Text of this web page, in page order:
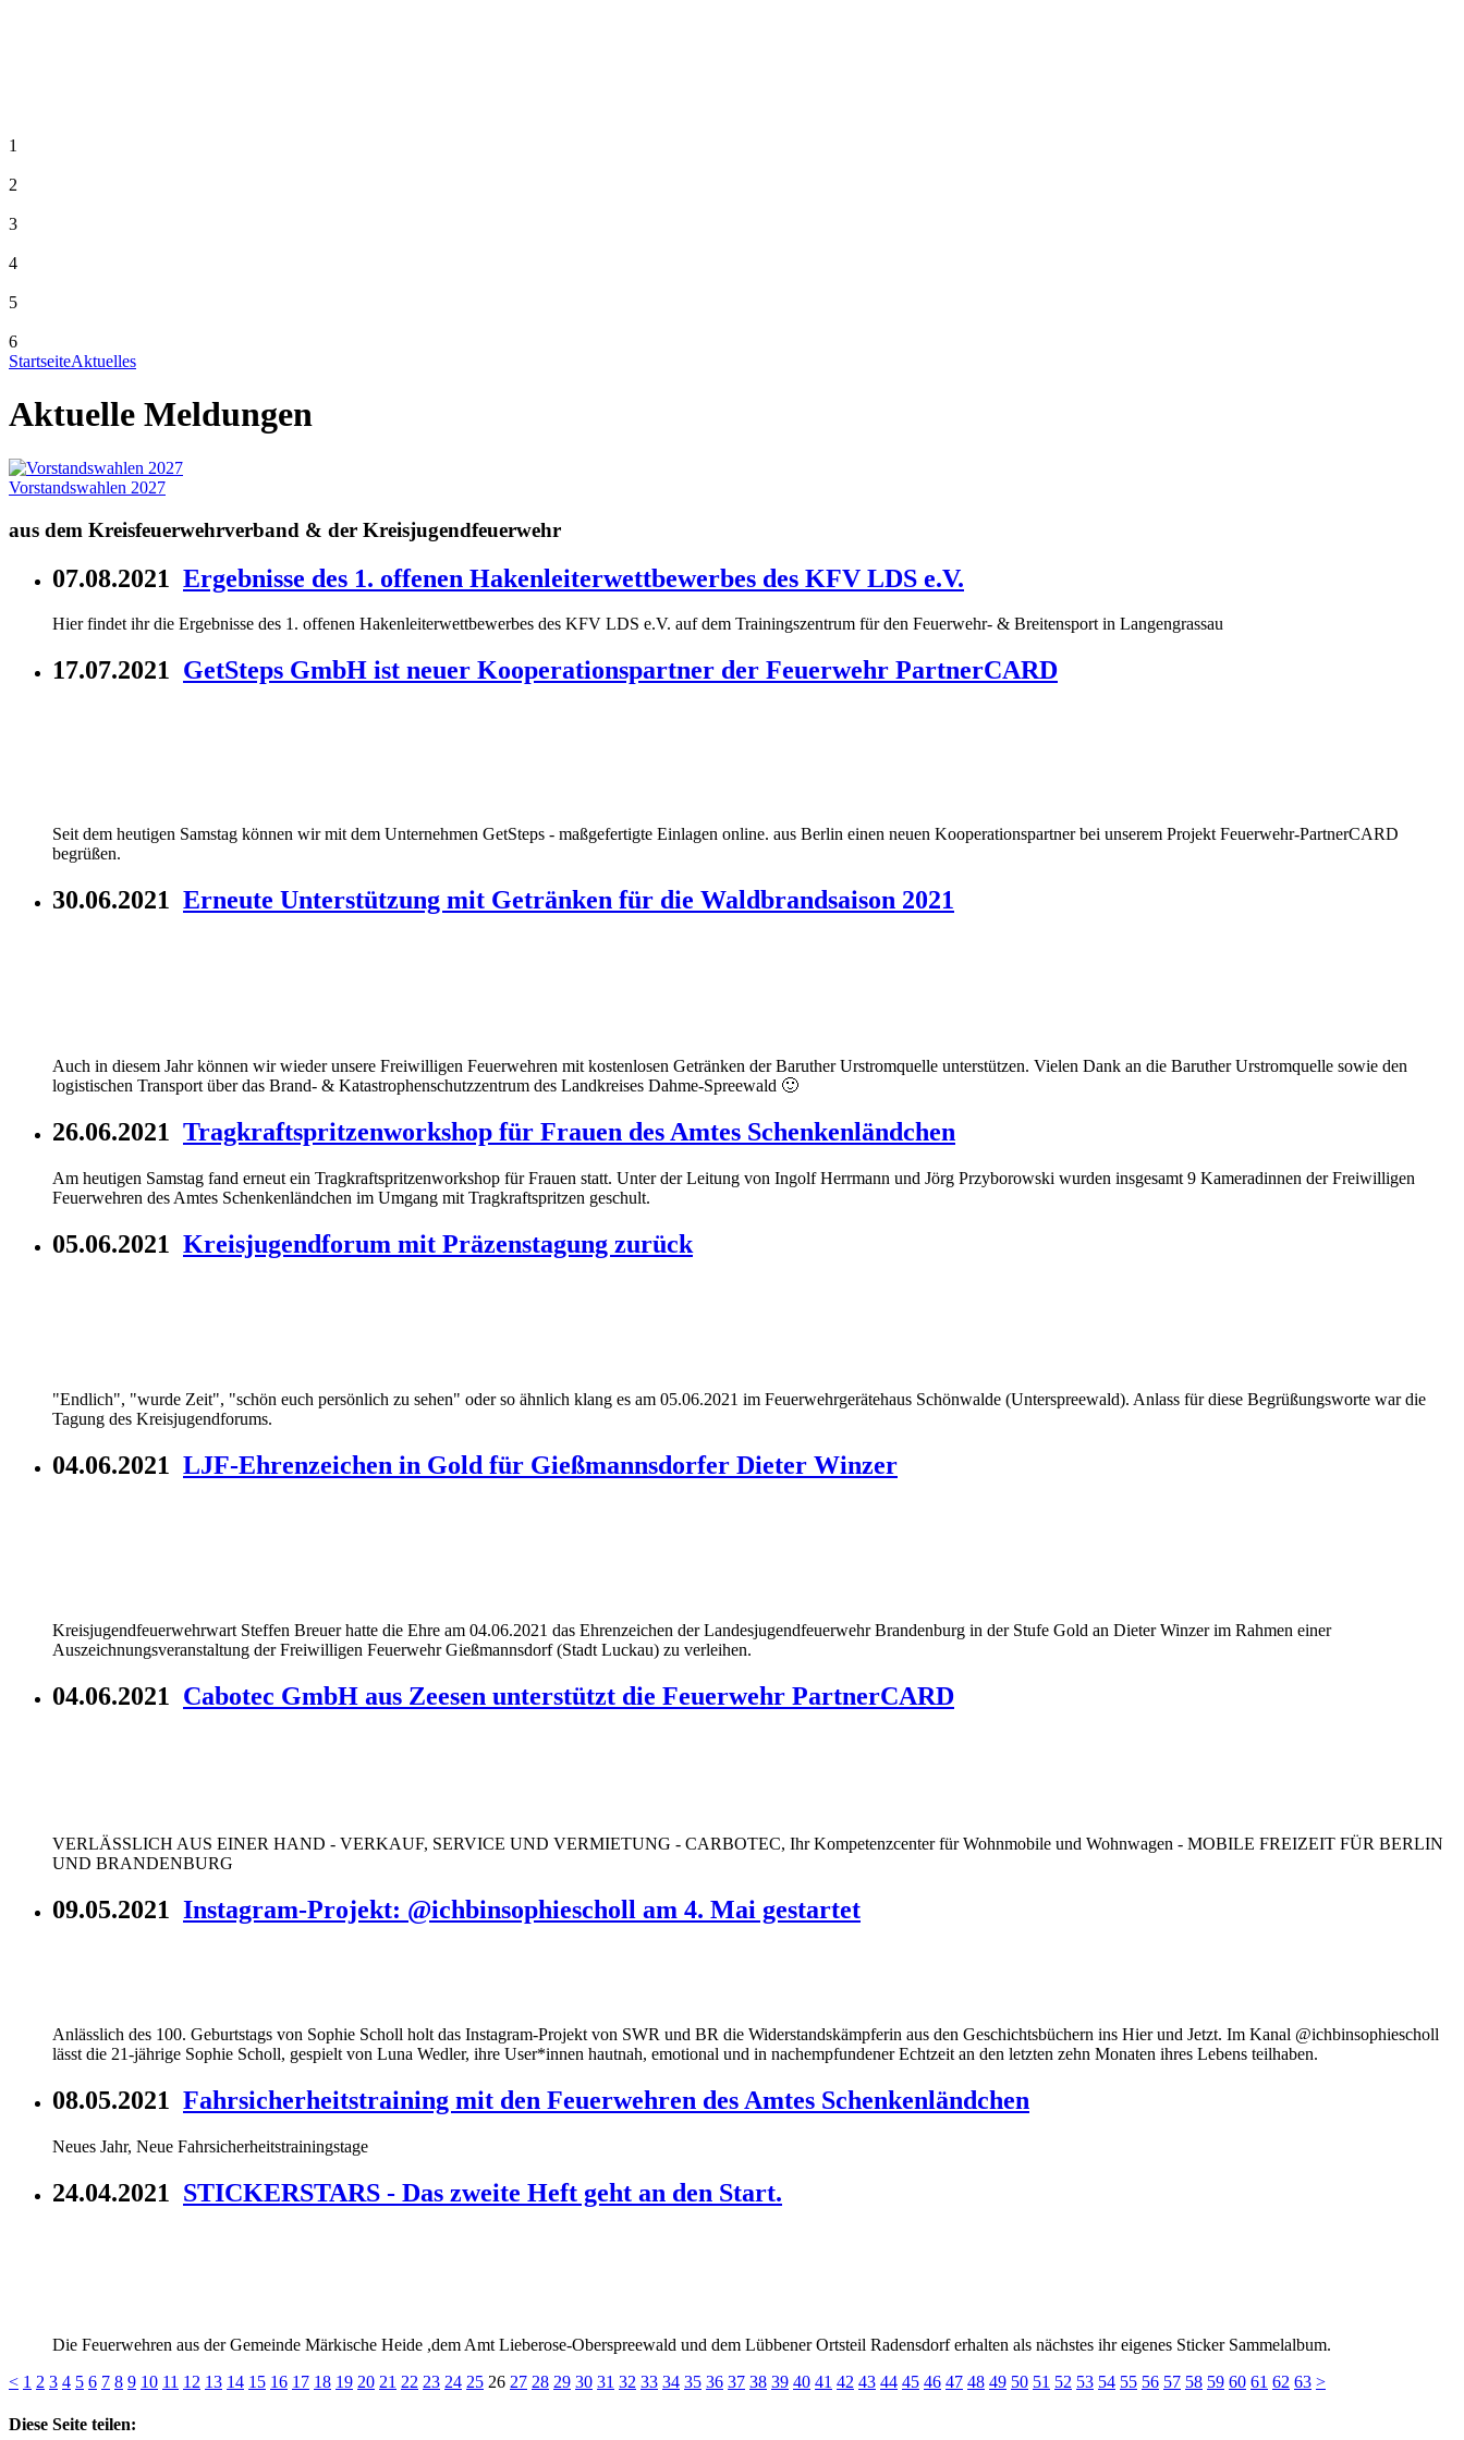
1
2
3
4
5
6
StartseiteAktuelles
Aktuelle Meldungen
Vorstandswahlen 2027
aus dem Kreisfeuerwehrverband & der Kreisjugendfeuerwehr
07.08.2021 Ergebnisse des 1. offenen Hakenleiterwettbewerbes des KFV LDS e.V.
Hier findet ihr die Ergebnisse des 1. offenen Hakenleiterwettbewerbes des KFV LDS e.V. auf dem Trainingszentrum für den Feuerwehr- & Breitensport in Langengrassau
17.07.2021 GetSteps GmbH ist neuer Kooperationspartner der Feuerwehr PartnerCARD
Seit dem heutigen Samstag können wir mit dem Unternehmen GetSteps - maßgefertigte Einlagen online. aus Berlin einen neuen Kooperationspartner bei unserem Projekt Feuerwehr-PartnerCARD
begrüßen.
30.06.2021 Erneute Unterstützung mit Getränken für die Waldbrandsaison 2021
Auch in diesem Jahr können wir wieder unsere Freiwilligen Feuerwehren mit kostenlosen Getränken der Baruther Urstromquelle unterstützen. Vielen Dank an die Baruther Urstromquelle sowie den
logistischen Transport über das Brand- & Katastrophenschutzzentrum des Landkreises Dahme-Spreewald 🙂
26.06.2021 Tragkraftspritzenworkshop für Frauen des Amtes Schenkenländchen
Am heutigen Samstag fand erneut ein Tragkraftspritzenworkshop für Frauen statt. Unter der Leitung von Ingolf Herrmann und Jörg Przyborowski wurden insgesamt 9 Kameradinnen der Freiwilligen
Feuerwehren des Amtes Schenkenländchen im Umgang mit Tragkraftspritzen geschult.
05.06.2021 Kreisjugendforum mit Präzenstagung zurück
"Endlich", "wurde Zeit", "schön euch persönlich zu sehen" oder so ähnlich klang es am 05.06.2021 im Feuerwehrgerätehaus Schönwalde (Unterspreewald). Anlass für diese Begrüßungsworte war die
Tagung des Kreisjugendforums.
04.06.2021 LJF-Ehrenzeichen in Gold für Gießmannsdorfer Dieter Winzer
Kreisjugendfeuerwehrwart Steffen Breuer hatte die Ehre am 04.06.2021 das Ehrenzeichen der Landesjugendfeuerwehr Brandenburg in der Stufe Gold an Dieter Winzer im Rahmen einer
Auszeichnungsveranstaltung der Freiwilligen Feuerwehr Gießmannsdorf (Stadt Luckau) zu verleihen.
04.06.2021 Cabotec GmbH aus Zeesen unterstützt die Feuerwehr PartnerCARD
VERLÄSSLICH AUS EINER HAND - VERKAUF, SERVICE UND VERMIETUNG - CARBOTEC, Ihr Kom­pe­tenz­center für Wohn­mobile und Wohn­wagen - MOBILE FREIZEIT FÜR BERLIN
UND BRANDENBURG
09.05.2021 Instagram-Projekt: @ichbinsophiescholl am 4. Mai gestartet
Anlässlich des 100. Geburtstags von Sophie Scholl holt das Instagram-Projekt von SWR und BR die Widerstandskämpferin aus den Geschichtsbüchern ins Hier und Jetzt. Im Kanal @ichbinsophiescholl
lässt die 21-jährige Sophie Scholl, gespielt von Luna Wedler, ihre User*innen hautnah, emotional und in nachempfundener Echtzeit an den letzten zehn Monaten ihres Lebens teilhaben.
08.05.2021 Fahrsicherheitstraining mit den Feuerwehren des Amtes Schenkenländchen
Neues Jahr, Neue Fahrsicherheitstrainingstage
24.04.2021 STICKERSTARS - Das zweite Heft geht an den Start.
Die Feuerwehren aus der Gemeinde Märkische Heide ,dem Amt Lieberose-Oberspreewald und dem Lübbener Ortsteil Radensdorf erhalten als nächstes ihr eigenes Sticker Sammelalbum.
< 1 2 3 4 5 6 7 8 9 10 11 12 13 14 15 16 17 18 19 20 21 22 23 24 25 26 27 28 29 30 31 32 33 34 35 36 37 38 39 40 41 42 43 44 45 46 47 48 49 50 51 52 53 54 55 56 57 58 59 60 61 62 63 >
Diese Seite teilen: